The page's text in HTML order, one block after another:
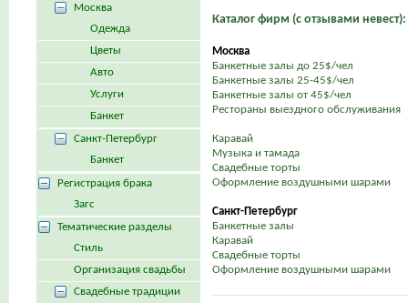
Каталог фирм (с отзывами невест):
Москва
Банкетные залы до 25$/чел
Банкетные залы 25-45$/чел
Банкетные залы от 45$/чел
Рестораны выездного обслуживания
Каравай
Музыка и тамада
Свадебные торты
Оформление воздушными шарами
Санкт-Петербург
Банкетные залы
Каравай
Свадебные торты
Оформление воздушными шарами
Москва
Одежда
Цветы
Авто
Услуги
Банкет
Санкт-Петербург
Банкет
Регистрация брака
Загс
Тематические разделы
Стиль
Организация свадьбы
Свадебные традиции